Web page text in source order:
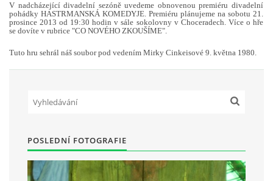
HRY OD ROKU 1973
FOTOALBUM
ČLENOVÉ - SOUČASNOST
HRY DO ROKU 1973
V nadcházející divadelní sezóně uvedeme obnovenou premiéru divadelní
pohádky HASTRMANSKÁ KOMEDYJE. Premiéru plánujeme na sobotu 21.
prosince 2013 od 19:30 hodin v sále sokolovny v Choceradech. Více o hře
se dovíte v rubrice "CO NOVÉHO ZKOUŠÍME".
Tuto hru sehrál náš soubor pod vedením Mirky Cinkeisové 9. května 1980.
POSLEDNÍ FOTOGRAFIE